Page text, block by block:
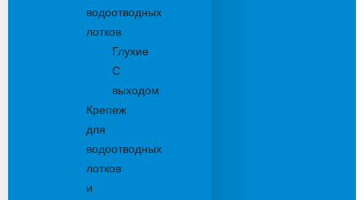
водоотводных
лотков
Глухие
С
выходом
Крепеж
для
водоотводных
лотков
и